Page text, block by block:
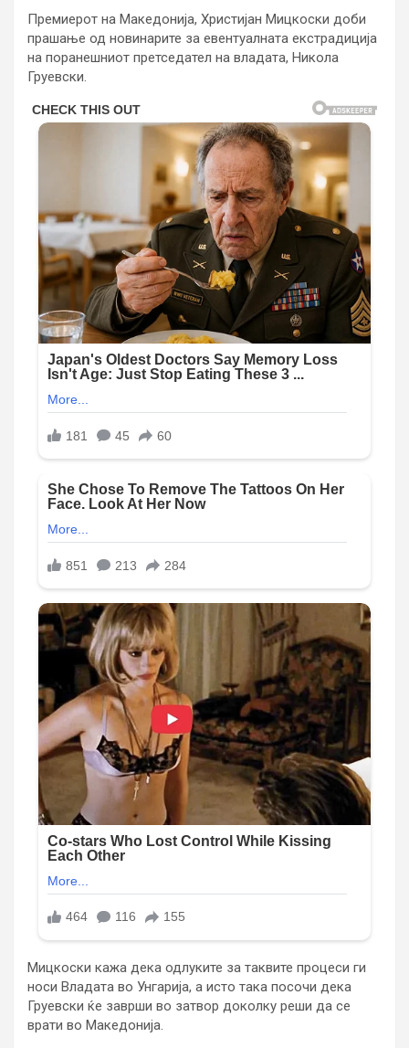
Премиерот на Македонија, Христијан Мицкоски доби
прашање од новинарите за евентуалната екстрадиција
на поранешниот претседател на владата, Никола
Груевски.
Мицкоски кажа дека одлуките за таквите процеси ги
носи Владата во Унгарија, а исто така посочи дека
Груевски ќе заврши во затвор доколку реши да се
врати во Македонија.